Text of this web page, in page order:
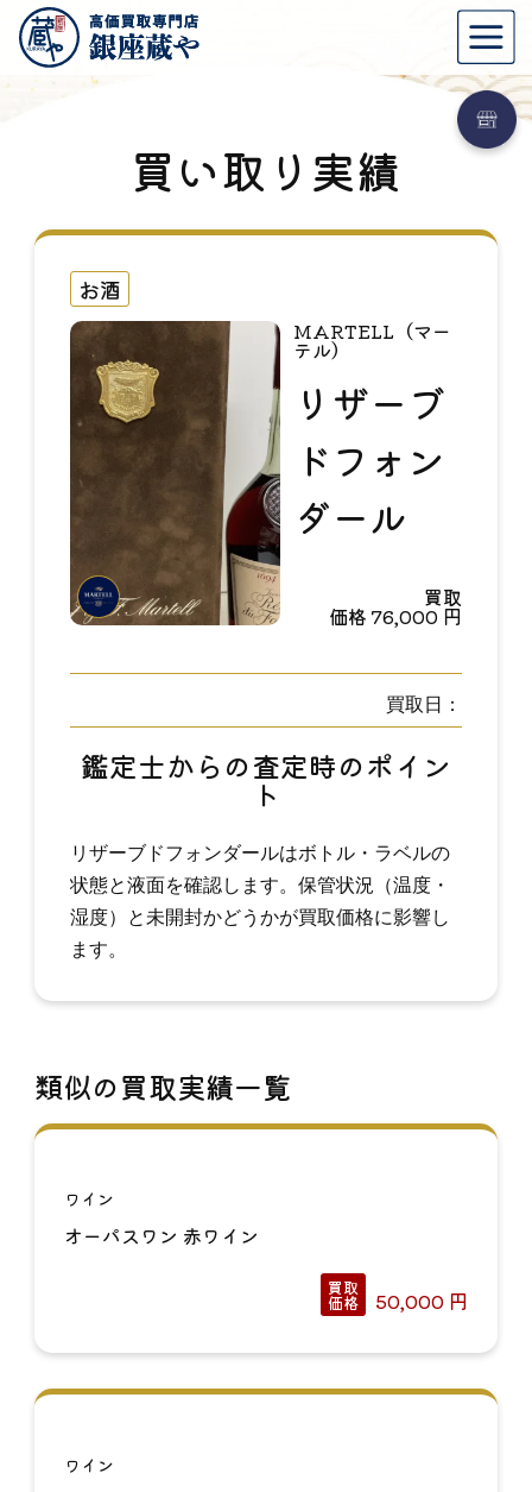
買い取り実績
お酒
MARTELL（マー
テル）
リザーブ
ドフォン
ダール
買取
価格 76,000 円
買取日：
鑑定士からの査定時のポイン
ト
リザーブドフォンダールはボトル・ラベルの
状態と液面を確認します。保管状況（温度・
湿度）と未開封かどうかが買取価格に影響し
ます。
類似の買取実績一覧
ワイン
オーパスワン 赤ワイン
買取
価格 50,000 円
ワイン